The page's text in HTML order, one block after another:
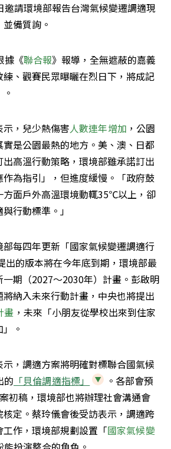
邀請環境部報告台灣氣候變遷調適現
備質詢。
據《聯合報》報導，全無遮蔽的嘉義
、觀賽民眾曝曬在烈日下，將成記
，兒少熱傷害人數連年增加 ，公園
是公園最熱的地方。美、澳、日都
高溫行動策略，環境部雖承諾訂出
作為指引」，但進度緩慢。「政府鼓
方面戶外高溫環境動輒35℃以上，卻
行動標準。」
部每四年更新「國家氣候變遷調適行
出的版本將在今年底到期，環境部最
期（2027～2030年）計畫。彭啟明
納入未來行動計畫，中央也將提出
畫 ，未來「小朋友從學校出來到住家
。
，調適方案將明確對標聯合國氣候
的 「貝倫調適指標」
。各部會預
初稿，環境部也將辦理社會溝通會
定。蔡玲儀會後受訪表示，調適跨
作，環境部規劃設置「國家氣候變